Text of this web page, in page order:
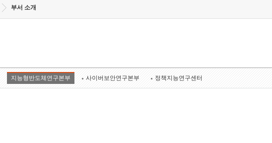
기획본부
부서 소개
지능형반도체연구본부 사이버보안연구본부 정책지능연구센터